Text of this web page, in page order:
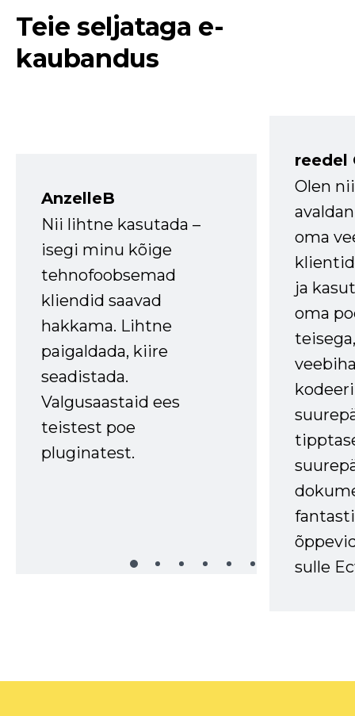
Teie seljataga e-
kaubandus
AnzelleB
Nii lihtne kasutada –
isegi minu kõige
tehnofoobsemad
kliendid saavad
hakkama. Lihtne
paigaldada, kiire
seadistada.
Valgusaastaid ees
teistest poe
pluginatest.
reedel
Olen
oma
ja
oma
sulle